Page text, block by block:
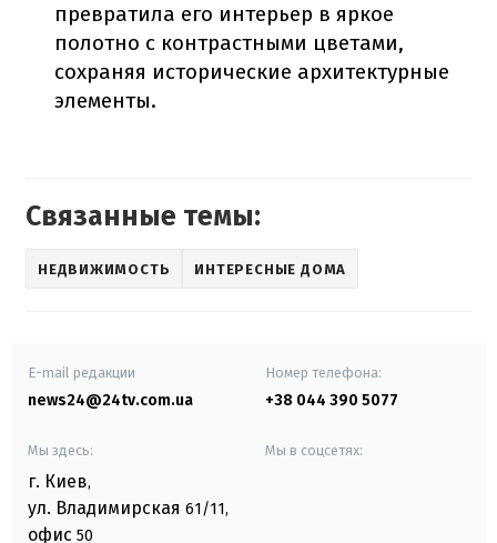
превратила его интерьер в яркое
полотно с контрастными цветами,
сохраняя исторические архитектурные
элементы.
Связанные темы:
НЕДВИЖИМОСТЬ ИНТЕРЕСНЫЕ ДОМА
E-mail редакции
news24@24tv.com.ua
Номер телефона:
+38 044 390 5077
Мы здесь:
г. Киев,
ул. Владимирская 61/11,
офис 50
Мы в соцсетях: